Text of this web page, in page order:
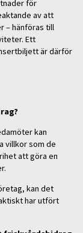
för
av att
– hänföras till
Ett
är därför
kan
villkor som de
att göra en
kan det
har utfört